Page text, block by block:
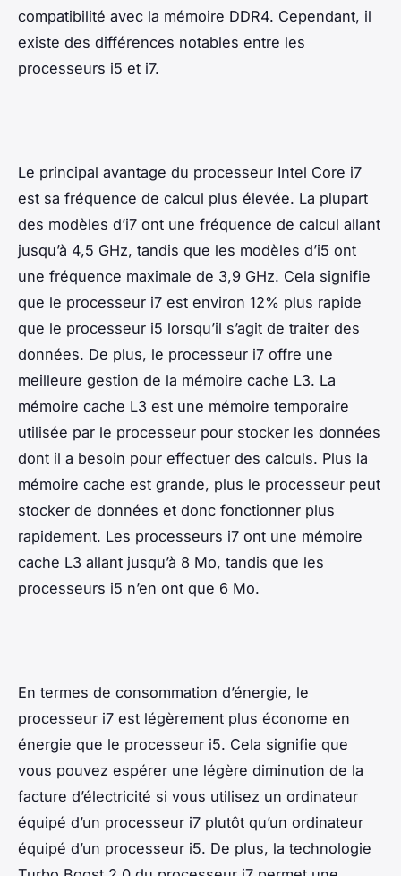
compatibilité avec la mémoire DDR4. Cependant, il
existe des différences notables entre les
processeurs i5 et i7.
Le principal avantage du processeur Intel Core i7
est sa fréquence de calcul plus élevée. La plupart
des modèles d’i7 ont une fréquence de calcul allant
jusqu’à 4,5 GHz, tandis que les modèles d’i5 ont
une fréquence maximale de 3,9 GHz. Cela signifie
que le processeur i7 est environ 12% plus rapide
que le processeur i5 lorsqu’il s’agit de traiter des
données. De plus, le processeur i7 offre une
meilleure gestion de la mémoire cache L3. La
mémoire cache L3 est une mémoire temporaire
utilisée par le processeur pour stocker les données
dont il a besoin pour effectuer des calculs. Plus la
mémoire cache est grande, plus le processeur peut
stocker de données et donc fonctionner plus
rapidement. Les processeurs i7 ont une mémoire
cache L3 allant jusqu’à 8 Mo, tandis que les
processeurs i5 n’en ont que 6 Mo.
En termes de consommation d’énergie, le
processeur i7 est légèrement plus économe en
énergie que le processeur i5. Cela signifie que
vous pouvez espérer une légère diminution de la
facture d’électricité si vous utilisez un ordinateur
équipé d’un processeur i7 plutôt qu’un ordinateur
équipé d’un processeur i5. De plus, la technologie